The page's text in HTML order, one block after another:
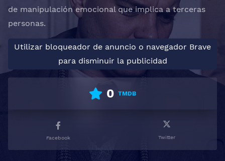
de manipulación emocional que implica a terceras
personas.
Utilizar bloqueador de anuncio o navegador Brave
para disminuir la publicidad
0 TMDB
Facebook Twitter